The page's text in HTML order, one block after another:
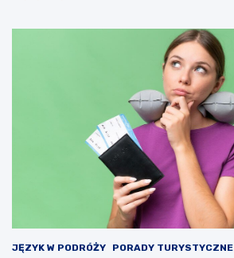
JĘZYK W PODRÓŻY PORADY TURYSTYCZNE